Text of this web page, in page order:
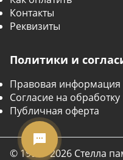
Контакты
Реквизиты
Политики и
Правовая информация
Согласие на
Публичная оферта
© 1999 - 2026 Стелла